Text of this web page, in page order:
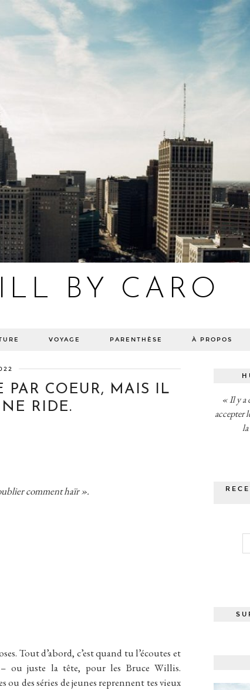
BY CARO
VOYAGE PARENTHÈSE À PROPOS
PAR COEUR, MAIS IL
RIDE.
comment haïr ».
Tout d’abord, c’est quand tu l’écoutes et
ou juste la tête, pour les Bruce Willis.
ou des séries de jeunes reprennent tes vieux
« Il y a
accepter